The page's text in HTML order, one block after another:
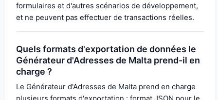
formulaires et d'autres scénarios de développement,
et ne peuvent pas effectuer de transactions réelles.
Quels formats d'exportation de données le
Générateur d'Adresses de Malta prend-il en
charge ?
Le Générateur d'Adresses de Malta prend en charge